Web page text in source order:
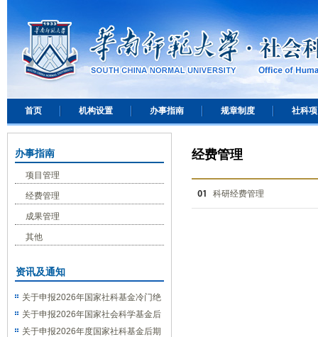
首页 机构设置 办事指南 规章制度 社科
经费管理
科研经费管理
办事指南
项目管理
经费管理
成果管理
其他
资讯及通知
关于申报2026年国家社科基金冷门绝
学研究专项的通知
关于申报2026年国家社会科学基金后
期资助（教育学）项目的通知
关于申报2026年度国家社科基金后期